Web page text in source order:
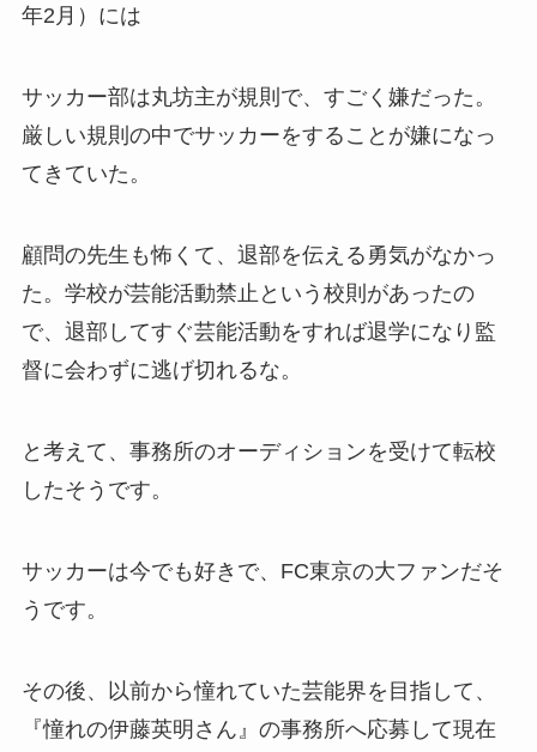
年2月）には
サッカー部は丸坊主が規則で、すごく嫌だった。
厳しい規則の中でサッカーをすることが嫌になっ
てきていた。
顧問の先生も怖くて、退部を伝える勇気がなかっ
た。学校が芸能活動禁止という校則があったの
で、退部してすぐ芸能活動をすれば退学になり監
督に会わずに逃げ切れるな。
と考えて、事務所のオーディションを受けて転校
したそうです。
サッカーは今でも好きで、 FC東京の大ファンだそ
うです。
その後、以前から憧れていた芸能界を目指して、
『憧れの伊藤英明さん』の事務所へ応募して現在